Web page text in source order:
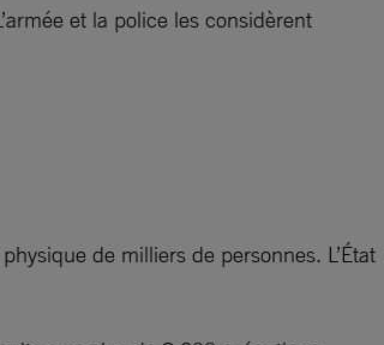
et la police les considèrent
de milliers de personnes. L’État